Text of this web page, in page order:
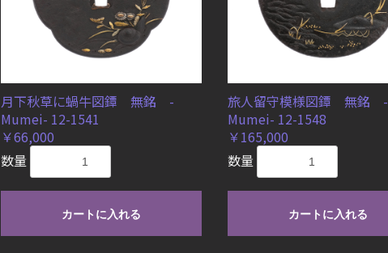
月下秋草に蝸牛図鐔 無銘 -
Mumei- 12-1541
￥66,000
数量
カートに入れる
旅人留守模様図鐔 無銘 -
Mumei- 12-1548
￥165,000
数量
カートに入れる